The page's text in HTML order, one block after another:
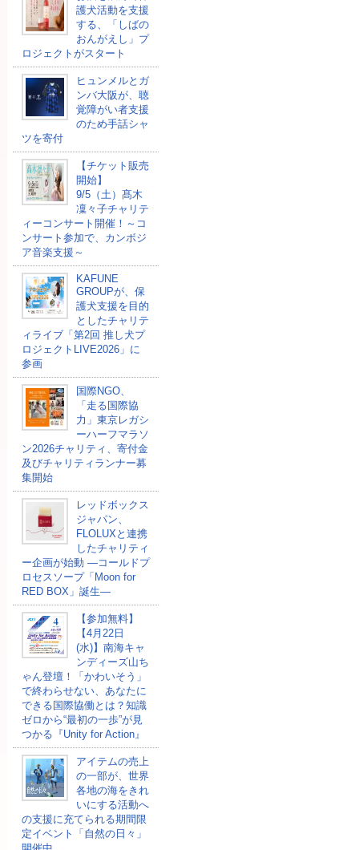
護犬活動を支援
する、「しばの
おんがえし」プ
ロジェクトがスタート
ヒュンメルとガ
ンバ大阪が、聴
覚障がい者支援
のため手話シャ
ツを寄付
【チケット販売
開始】
9/5（土）髙木
凜々子チャリテ
ィーコンサート開催！～コ
ンサート参加で、カンボジ
ア音楽支援～
KAFUNE
GROUPが、保
護犬支援を目的
としたチャリテ
ィライブ「第2回 推し犬プ
ロジェクトLIVE2026」に
参画
国際NGO、
「走る国際協
力」東京レガシ
ーハーフマラソ
ン2026チャリティ、寄付金
及びチャリティランナー募
集開始
レッドボックス
ジャパン、
FLOLUXと連携
したチャリティ
ー企画が始動 ―コールドプ
ロセスソープ「Moon for
RED BOX」誕生―
【参加無料】
【4月22日
(水)】南海キャ
ンディーズ山ち
ゃん登壇！「かわいそう」
で終わらせない、あなたに
できる国際協働とは？知識
ゼロから“最初の一歩”が見
つかる『Unity for Action』
アイテムの売上
の一部が、世界
各地の海をきれ
いにする活動へ
の支援に充てられる期間限
定イベント「自然の日々」